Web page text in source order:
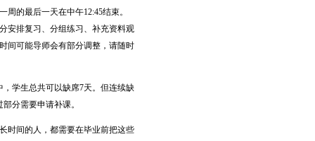
周的最后一天在中午12:45结束。
安排复习、分组练习、补充资料观
间可能导师会有部分调整，请随时
，学生总共可以缺席7天。但连续缺
分需要申请补课。
时间的人，都需要在毕业前把这些